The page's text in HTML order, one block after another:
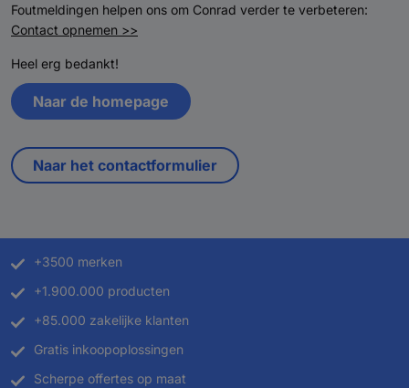
Foutmeldingen helpen ons om Conrad verder te verbeteren:
Contact opnemen >>
Heel erg bedankt!
Naar de homepage
Naar het contactformulier
+3500 merken
+1.900.000 producten
+85.000 zakelijke klanten
Gratis inkoopoplossingen
Scherpe offertes op maat